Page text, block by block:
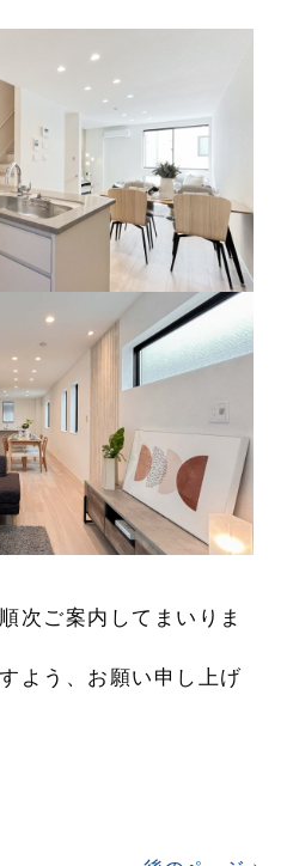
次ご案内してまいりま
よう、お願い申し上げ